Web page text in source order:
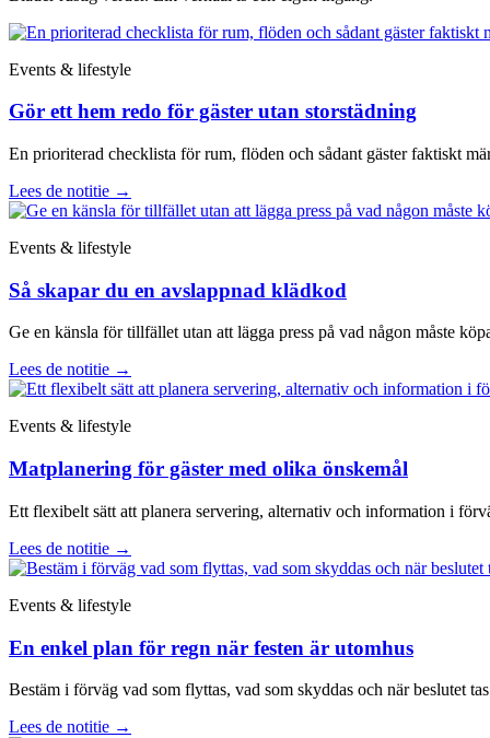
Events & lifestyle
Gör ett hem redo för gäster utan storstädning
En prioriterad checklista för rum, flöden och sådant gäster faktiskt
Lees de notitie →
Events & lifestyle
Så skapar du en avslappnad klädkod
Ge en känsla för tillfället utan att lägga press på vad någon måste
Lees de notitie →
Events & lifestyle
Matplanering för gäster med olika önskemål
Ett flexibelt sätt att planera servering, alternativ och information i
Lees de notitie →
Events & lifestyle
En enkel plan för regn när festen är utomhus
Bestäm i förväg vad som flyttas, vad som skyddas och när beslutet
Lees de notitie →